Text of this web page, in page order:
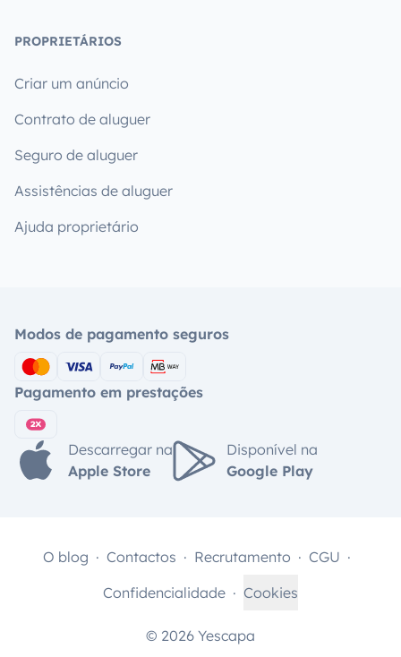
PROPRIETÁRIOS
Criar um anúncio
Contrato de aluguer
Seguro de aluguer
Assistências de aluguer
Ajuda proprietário
Modos de pagamento seguros
Pagamento em prestações
Descarregar na
Apple Store
Disponível na
Google Play
© 2026 Yescapa
O blog Contactos Recrutamento
CGU
Confidencialidade
Cookies